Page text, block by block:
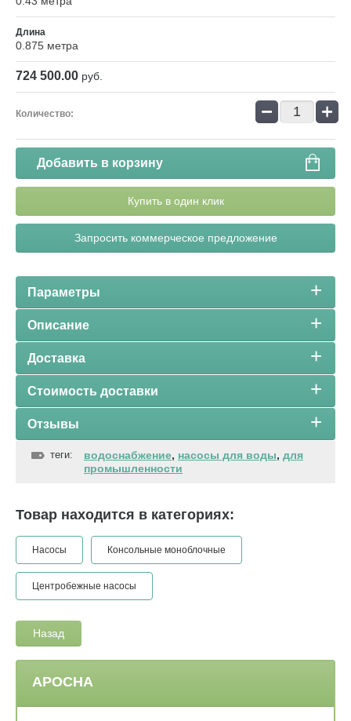
Длина
0.875 метра
724 500.00 руб.
Количество: − +
Добавить в корзину
Купить в один клик
Запросить коммерческое предложение
Параметры
Описание
Доставка
Стоимость доставки
Отзывы
теги: водоснабжение, насосы для воды, для
промышленности
Товар находится в категориях:
Насосы Консольные моноблочные
Центробежные насосы
Назад
АРОСНА